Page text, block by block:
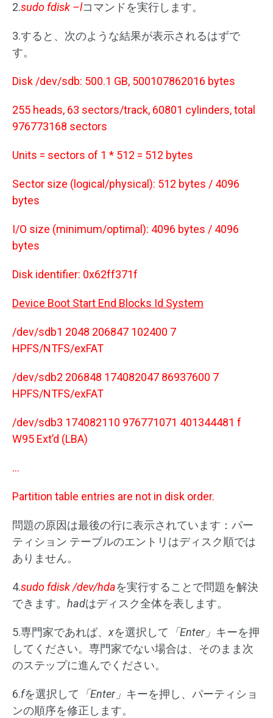
2.sudo fdisk –lコマンドを実行します。
3.すると、次のような結果が表示されるはずで
す。
Disk /dev/sdb: 500.1 GB, 500107862016 bytes
255 heads, 63 sectors/track, 60801 cylinders, total
976773168 sectors
Units = sectors of 1 * 512 = 512 bytes
Sector size (logical/physical): 512 bytes / 4096
bytes
I/O size (minimum/optimal): 4096 bytes / 4096
bytes
Disk identifier: 0x62ff371f
Device Boot Start End Blocks Id System
/dev/sdb1 2048 206847 102400 7
HPFS/NTFS/exFAT
/dev/sdb2 206848 174082047 86937600 7
HPFS/NTFS/exFAT
/dev/sdb3 174082110 976771071 401344481 f
W95 Ext’d (LBA)
…
Partition table entries are not in disk order.
問題の原因は最後の行に表示されています：パー
ティション テーブルのエントリはディスク順では
ありません。
4.sudo fdisk /dev/hdaを実行することで問題を解決
できます。 hadはディスク全体を表します。
5.専門家であれば、 xを選択して 「Enter」 キーを押
してください。専門家でない場合は、そのまま次
のステップに進んでください。
6.fを選択して 「Enter」 キーを押し、パーティショ
ンの順序を修正します。